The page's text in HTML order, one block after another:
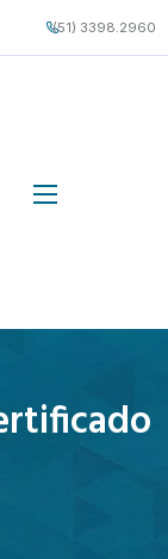
(51) 3398.2960